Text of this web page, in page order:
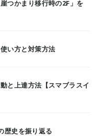
つかまり移行時の2F」を
い方と対策方法
と上達方法【スマブラスイ
歴史を振り返る